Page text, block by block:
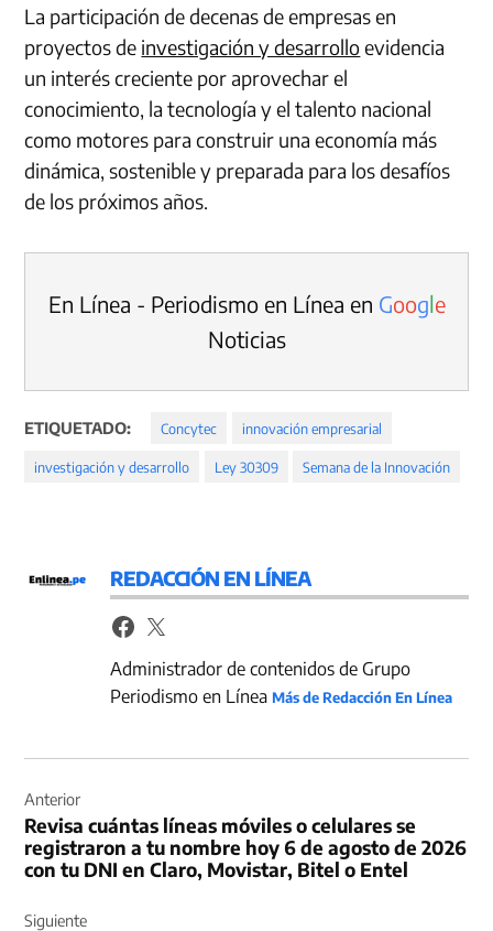
La participación de decenas de empresas en
proyectos de investigación y desarrolloevidencia
un interés creciente por aprovechar el
conocimiento, la tecnología y el talento nacional
como motores para construir una economía más
dinámica, sostenible y preparada para los desafíos
de los próximos años.
En Línea - Periodismo en Línea en Google
Noticias
ETIQUETADO: Concytec innovación empresarial
investigación y desarrollo Ley 30309 Semana de la Innovación
REDACCIÓN EN LÍNEA
Administrador de contenidos de Grupo
Periodismo en LíneaMás de Redacción En Línea
de
entradas
Anterior
Revisa cuántas líneas móviles o celulares se
registraron a tu nombre hoy 6 de agosto de 2026
con tu DNI en Claro, Movistar, Bitel o Entel
Siguiente